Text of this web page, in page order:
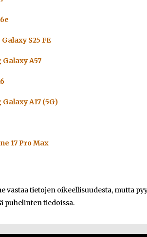
S25 FE
A57
A17 (5G)
17 Pro Max
vastaa tietojen oikeellisuudesta, mutta
puhelinten tiedoissa.